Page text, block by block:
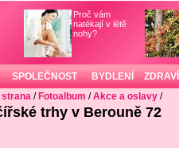
Proč vám
natékají v létě
nohy?
SPOLEČNOST BYDLENÍ ZDRAVÍ
strana / Fotoalbum /Akce a oslavy /
trhy v Berouně 72